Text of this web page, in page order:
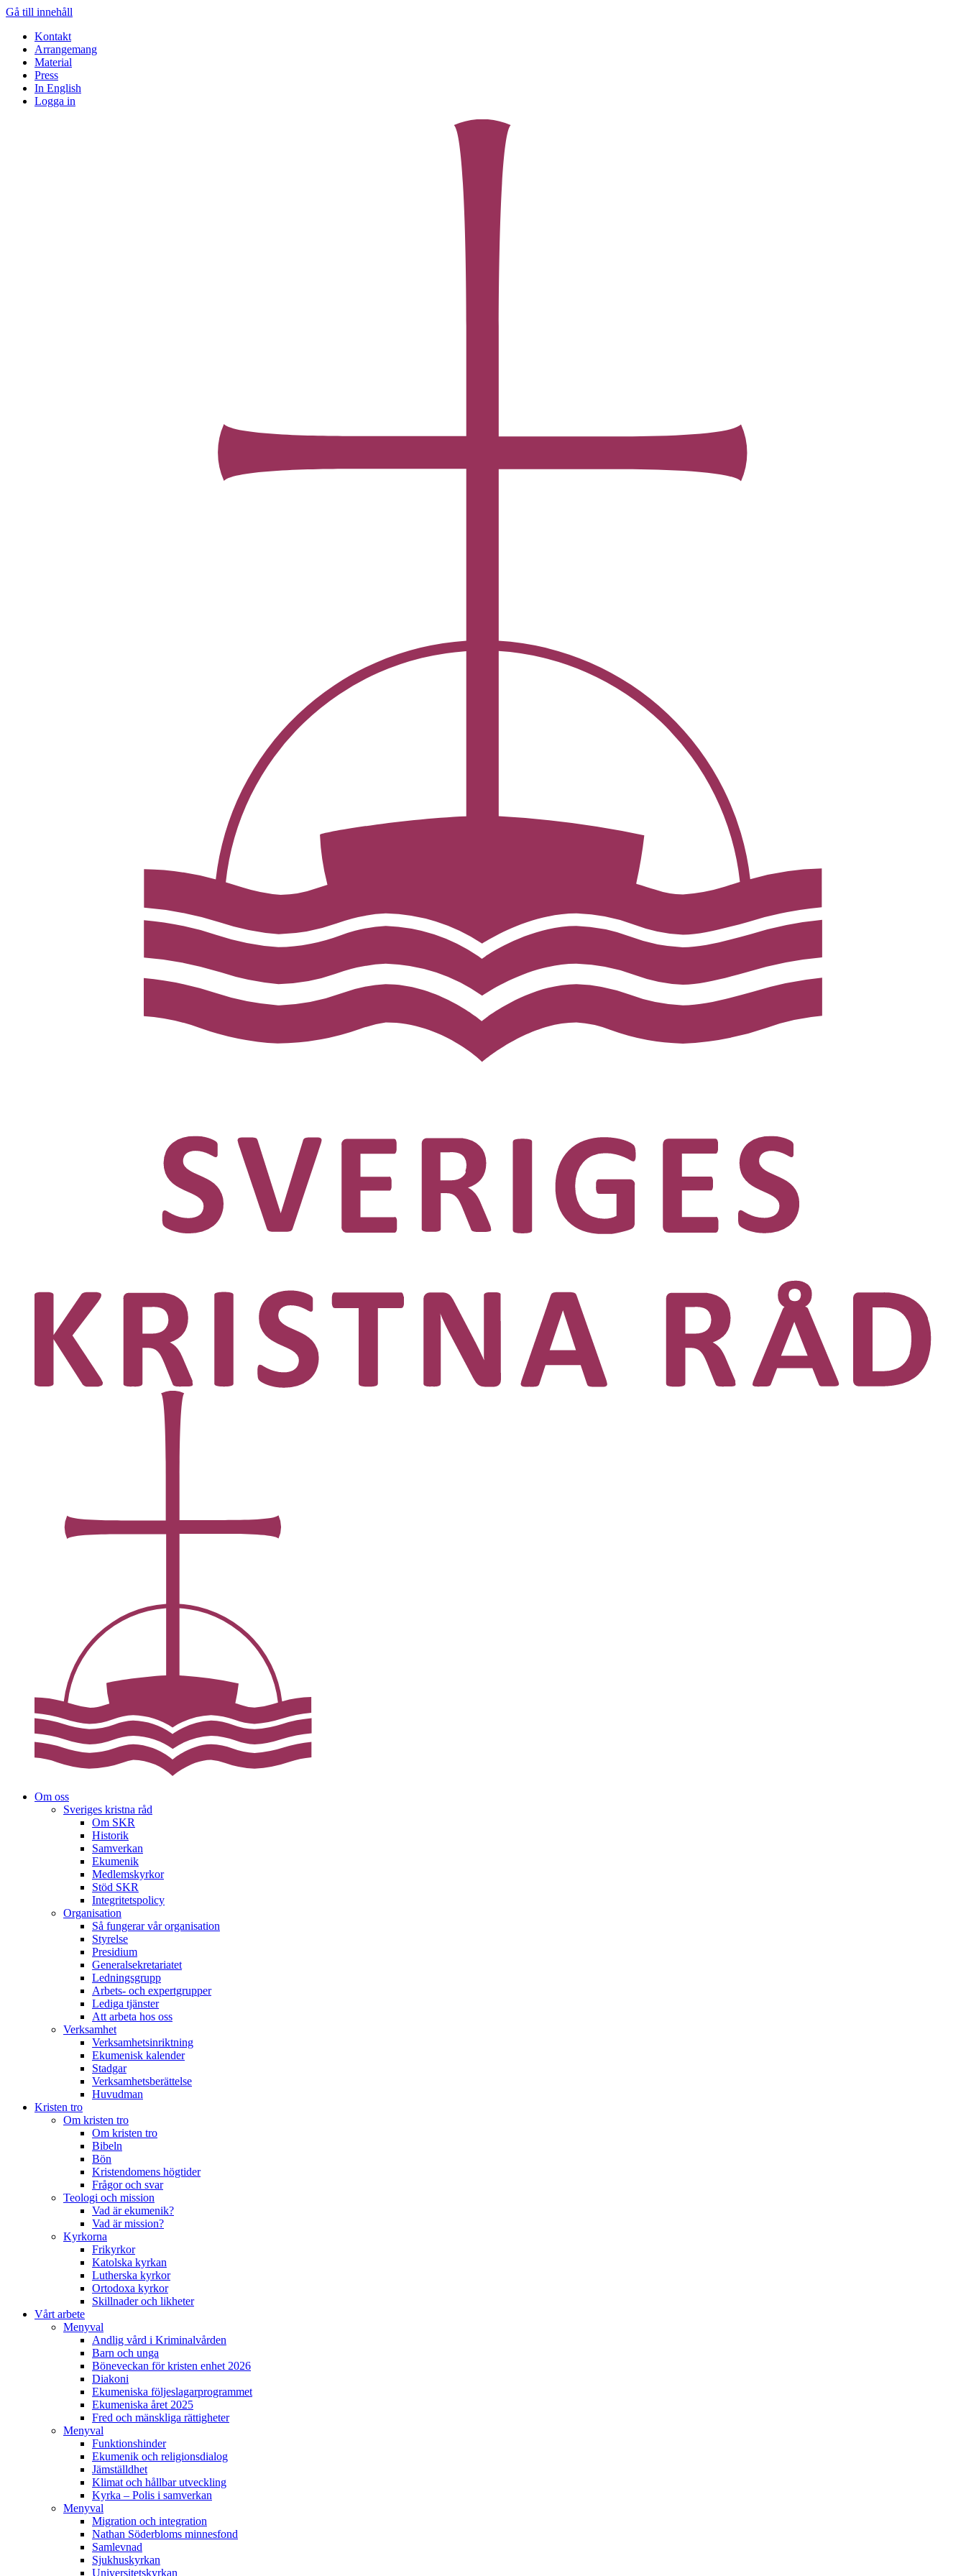
Gå till innehåll
Kontakt
Arrangemang
Material
Press
In English
Logga in
Om oss
Sveriges kristna råd
Om SKR
Historik
Samverkan
Ekumenik
Medlemskyrkor
Stöd SKR
Integritetspolicy
Organisation
Så fungerar vår organisation
Styrelse
Presidium
Generalsekretariatet
Ledningsgrupp
Arbets- och expertgrupper
Lediga tjänster
Att arbeta hos oss
Verksamhet
Verksamhetsinriktning
Ekumenisk kalender
Stadgar
Verksamhetsberättelse
Huvudman
Kristen tro
Om kristen tro
Om kristen tro
Bibeln
Bön
Kristendomens högtider
Frågor och svar
Teologi och mission
Vad är ekumenik?
Vad är mission?
Kyrkorna
Frikyrkor
Katolska kyrkan
Lutherska kyrkor
Ortodoxa kyrkor
Skillnader och likheter
Vårt arbete
Menyval
Andlig vård i Kriminalvården
Barn och unga
Böneveckan för kristen enhet 2026
Diakoni
Ekumeniska följeslagarprogrammet
Ekumeniska året 2025
Fred och mänskliga rättigheter
Menyval
Funktionshinder
Ekumenik och religionsdialog
Jämställdhet
Klimat och hållbar utveckling
Kyrka – Polis i samverkan
Menyval
Migration och integration
Nathan Söderbloms minnesfond
Samlevnad
Sjukhuskyrkan
Universitetskyrkan